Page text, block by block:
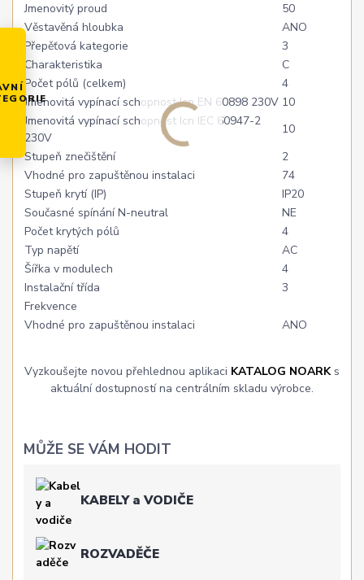
Jmenovitý proud
50
Věstavěná hloubka
ANO
Přepěťová kategorie
3
Charakteristika
C
Počet pólů (celkem)
4
Jmenovitá vypínací schopnost Icn EN 60898 230V 10
Jmenovitá vypínací schopnost Icn IEC 60947-2
230V
10
Stupeň znečištění
2
Vhodné pro zapuštěnou instalaci
74
Stupeň krytí (IP)
IP20
Současné spínání N-neutral
NE
Počet krytých pólů
4
Typ napětí
AC
Šířka v modulech
4
Instalační třída
3
Frekvence
Vhodné pro zapuštěnou instalaci
ANO
Vyzkoušejte novou přehlednou aplikaci KATALOG NOARKs
aktuální dostupností na centrálním skladu výrobce.
MŮŽE SE VÁM HODIT
KABELY a VODIČE
ROZVADĚČE